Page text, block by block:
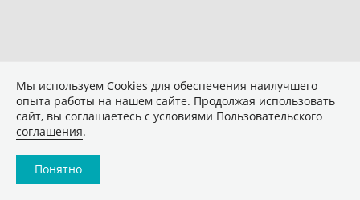
Мы используем Сookies для обеспечения наилучшего
опыта работы на нашем сайте. Продолжая использовать
сайт, вы соглашаетесь с условиями Пользовательского
соглашения.
Понятно